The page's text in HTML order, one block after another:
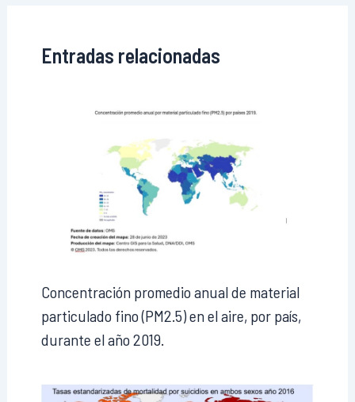
Entradas relacionadas
Concentración promedio anual de material
particulado fino (PM2.5) en el aire, por país,
durante el año 2019.